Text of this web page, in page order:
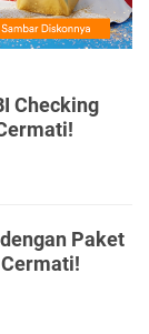
Checking
Paket